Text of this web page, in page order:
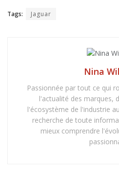
Tags: Jaguar
Nina
Passionnée par tout ce qui
l'actualité des marques,
l'écosystème de l'industrie
recherche de toute
mieux comprendre